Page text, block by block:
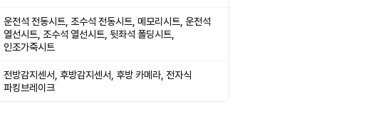
운전석 전동시트, 조수석 전동시트, 메모리시트, 운전석
열선시트, 조수석 열선시트, 뒷좌석 폴딩시트,
인조가죽시트
전방감지센서, 후방감지센서, 후방 카메라, 전자식
파킹브레이크